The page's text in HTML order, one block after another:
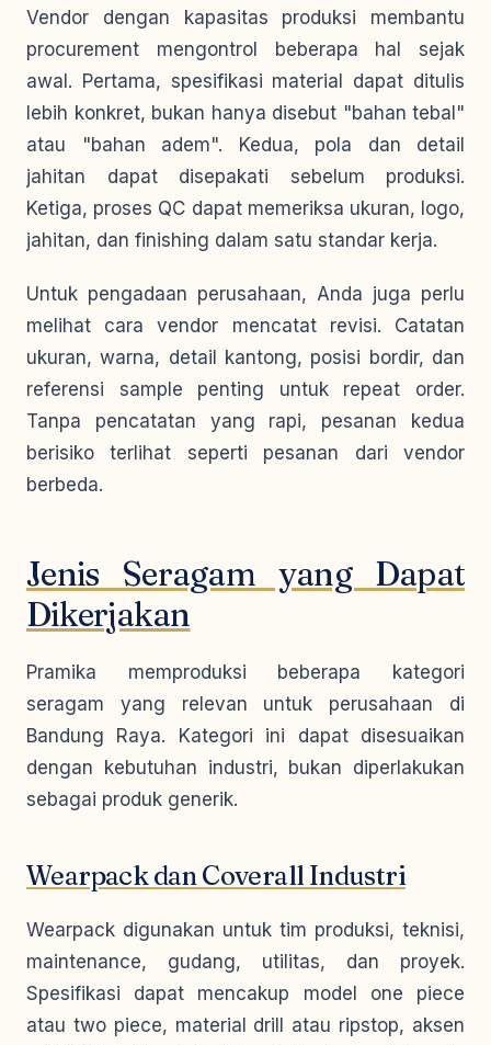
Vendor dengan kapasitas produksi membantu
procurement mengontrol beberapa hal sejak
awal. Pertama, spesifikasi material dapat ditulis
lebih konkret, bukan hanya disebut "bahan tebal"
atau "bahan adem". Kedua, pola dan detail
jahitan dapat disepakati sebelum produksi.
Ketiga, proses QC dapat memeriksa ukuran, logo,
jahitan, dan finishing dalam satu standar kerja.
Untuk pengadaan perusahaan, Anda juga perlu
melihat cara vendor mencatat revisi. Catatan
ukuran, warna, detail kantong, posisi bordir, dan
referensi sample penting untuk repeat order.
Tanpa pencatatan yang rapi, pesanan kedua
berisiko terlihat seperti pesanan dari vendor
berbeda.
Jenis Seragam yang Dapat
Dikerjakan
Pramika memproduksi beberapa kategori
seragam yang relevan untuk perusahaan di
Bandung Raya. Kategori ini dapat disesuaikan
dengan kebutuhan industri, bukan diperlakukan
sebagai produk generik.
Wearpack dan Coverall Industri
Wearpack digunakan untuk tim produksi, teknisi,
maintenance, gudang, utilitas, dan proyek.
Spesifikasi dapat mencakup model one piece
atau two piece, material drill atau ripstop, aksen